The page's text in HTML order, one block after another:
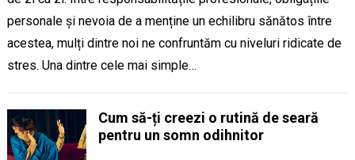
personale și nevoia de a menține un echilibru sănătos între
acestea, mulți dintre noi ne confruntăm cu niveluri ridicate de
stres. Una dintre cele mai simple…
Cum să-ți creezi o rutină de seară
pentru un somn odihnitor